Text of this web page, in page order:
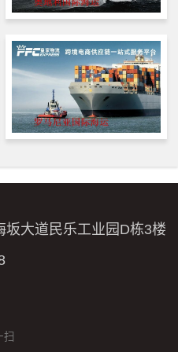
大道民乐工业园D栋3楼
扫